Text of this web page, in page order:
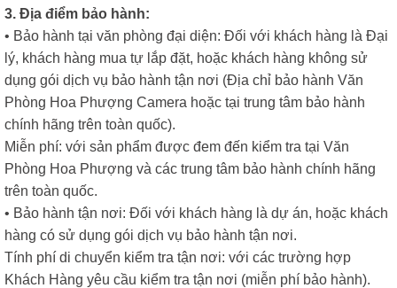
3. Địa điểm bảo hành:
• Bảo hành tại văn phòng đại diện: Đối với khách hàng là Đại
lý, khách hàng mua tự lắp đặt, hoặc khách hàng không sử
dụng gói dịch vụ bảo hành tận nơi (Địa chỉ bảo hành Văn
Phòng Hoa Phượng Camera hoặc tại trung tâm bảo hành
chính hãng trên toàn quốc).
Miễn phí: với sản phẩm được đem đến kiểm tra tại Văn
Phòng Hoa Phượng và các trung tâm bảo hành chính hãng
trên toàn quốc.
• Bảo hành tận nơi: Đối với khách hàng là dự án, hoặc khách
hàng có sử dụng gói dịch vụ bảo hành tận nơi.
Tính phí di chuyển kiểm tra tận nơi: với các trường hợp
Khách Hàng yêu cầu kiểm tra tận nơi (miễn phí bảo hành).